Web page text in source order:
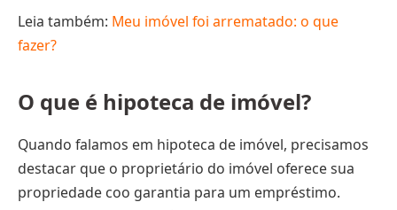
Leia também: Meu imóvel foi arrematado: o que
fazer?
O que é hipoteca de imóvel?
Quando falamos em hipoteca de imóvel, precisamos
destacar que o proprietário do imóvel oferece sua
propriedade coo garantia para um empréstimo.